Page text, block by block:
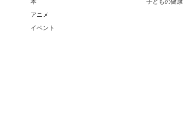
本
アニメ
イベント
子どもの健康